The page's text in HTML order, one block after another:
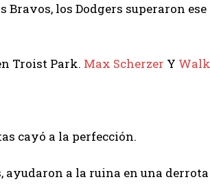
los Dodgers superaron
Troist Park. Max Scherzer Y
cayó a la perfección.
ayudaron a la ruina en una